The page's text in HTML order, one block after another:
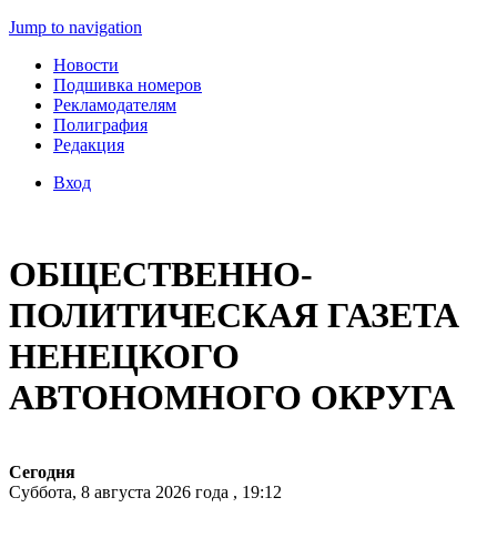
Jump to navigation
Новости
Подшивка номеров
Рекламодателям
Полиграфия
Редакция
Вход
ОБЩЕСТВЕННО-
ПОЛИТИЧЕСКАЯ ГАЗЕТА
НЕНЕЦКОГО
АВТОНОМНОГО ОКРУГА
Сегодня
Суббота, 8 августа 2026 года , 19:12